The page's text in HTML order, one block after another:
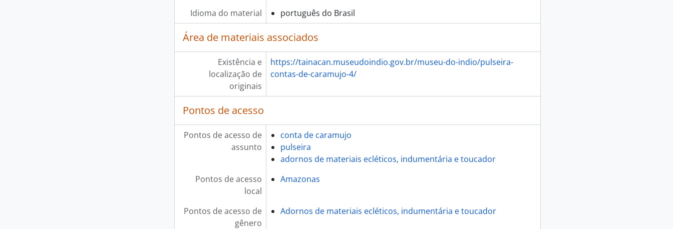
Idioma do material português do Brasil
Área de materiais associados
Existência e
localização de
originais
https://tainacan.museudoindio.gov.br/museu-do-indio/pulseira-
contas-de-caramujo-4/
Pontos de acesso
Pontos de acesso de
assunto
conta de caramujo
pulseira
adornos de materiais ecléticos, indumentária e toucador
Pontos de acesso
local
Amazonas
Pontos de acesso de
gênero
Adornos de materiais ecléticos, indumentária e toucador